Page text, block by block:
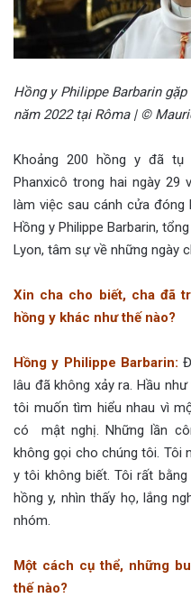
Hồng y Philippe Barbarin
năm 2022 tại Rôma | ©
Khoảng 200 hồng y đã
Phanxicô trong hai ngày 29
làm việc sau cánh cửa
Hồng y Philippe Barbarin,
Lyon, tâm sự về những ngày
Xin cha cho biết, cha đã
hồng y khác như thế nào?
Hồng y Philippe Barbarin:
lâu đã không xảy ra. Hầu
tôi muốn tìm hiểu nhau vì
có mật nghị. Những lần
không gọi cho chúng tôi. Tôi
y tôi không biết. Tôi rất
hồng y, nhìn thấy họ, lắng
nhóm.
Một cách cụ thể, những
thế nào?